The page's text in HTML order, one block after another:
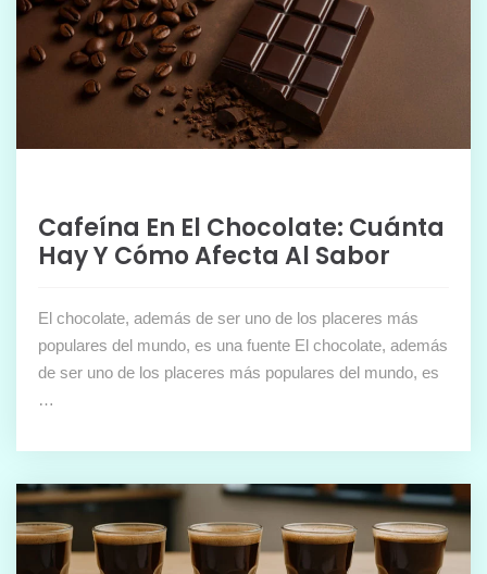
Cafeína En El Chocolate: Cuánta
Hay Y Cómo Afecta Al Sabor
El chocolate, además de ser uno de los placeres más
populares del mundo, es una fuente El chocolate, además
de ser uno de los placeres más populares del mundo, es
…